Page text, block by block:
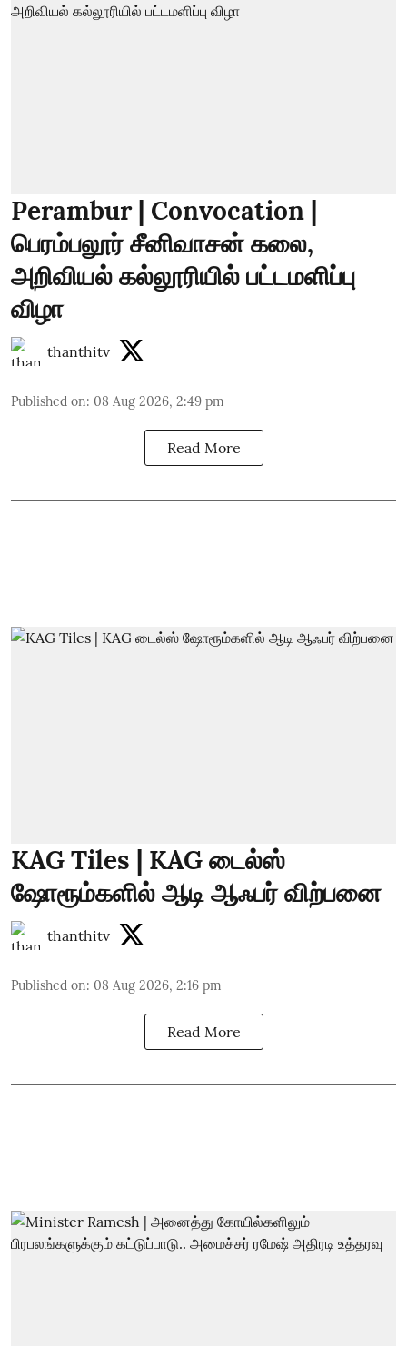
Perambur | Convocation |
பெரம்பலூர் சீனிவாசன் கலை,
அறிவியல் கல்லூரியில் பட்டமளிப்பு
விழா
thanthitv
Published on: 08 Aug 2026, 2:49 pm
Read More
KAG Tiles | KAG டைல்ஸ்
ஷோரூம்களில் ஆடி ஆஃபர் விற்பனை
thanthitv
Published on: 08 Aug 2026, 2:16 pm
Read More